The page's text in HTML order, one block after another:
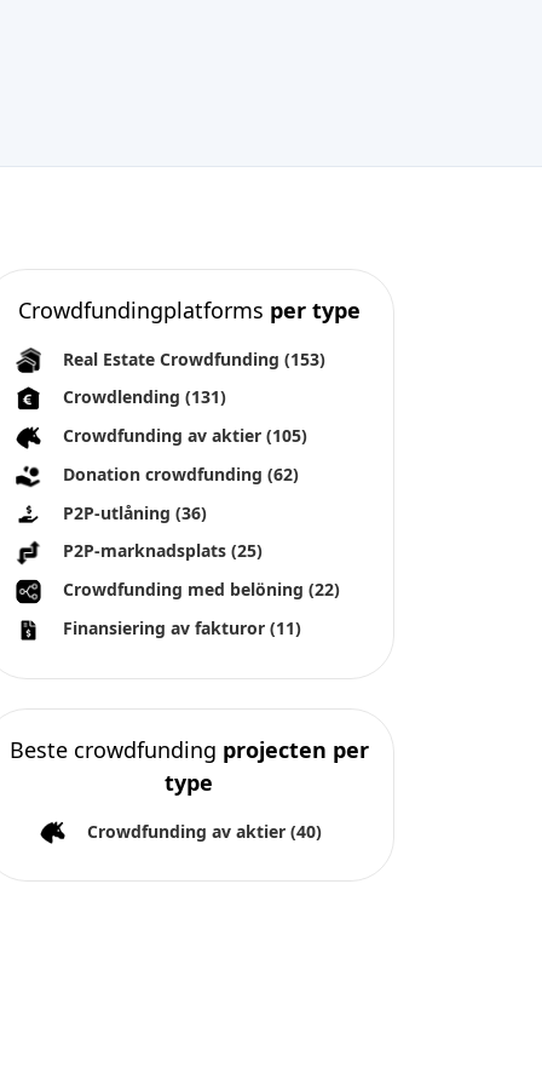
Crowdfundingplatforms per type
Real Estate Crowdfunding (153)
Crowdlending (131)
Crowdfunding av aktier (105)
Donation crowdfunding (62)
P2P-utlåning (36)
P2P-marknadsplats (25)
Crowdfunding med belöning (22)
Finansiering av fakturor (11)
Beste crowdfunding projecten per
type
Crowdfunding av aktier (40)